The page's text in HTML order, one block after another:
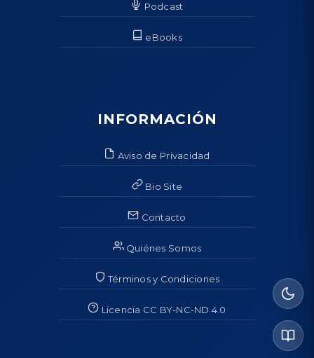
Podcast
eBooks
INFORMACIÓN
Aviso de Privacidad
Bio Site
Contacto
Quiénes Somos
Términos y Condiciones
Licencia CC BY-NC-ND 4.0